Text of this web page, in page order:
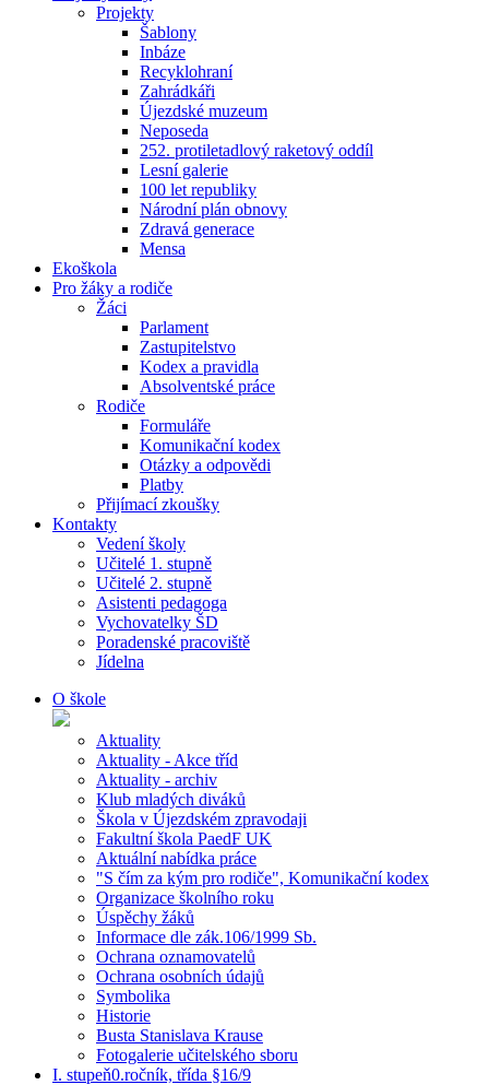
Projekty
Šablony
Inbáze
Recyklohraní
Zahrádkáři
Újezdské muzeum
Neposeda
252. protiletadlový raketový oddíl
Lesní galerie
100 let republiky
Národní plán obnovy
Zdravá generace
Mensa
Ekoškola
Pro žáky a rodiče
Žáci
Parlament
Zastupitelstvo
Kodex a pravidla
Absolventské práce
Rodiče
Formuláře
Komunikační kodex
Otázky a odpovědi
Platby
Přijímací zkoušky
Kontakty
Vedení školy
Učitelé 1. stupně
Učitelé 2. stupně
Asistenti pedagoga
Vychovatelky ŠD
Poradenské pracoviště
Jídelna
O škole
Aktuality
Aktuality - Akce tříd
Aktuality - archiv
Klub mladých diváků
Škola v Újezdském zpravodaji
Fakultní škola PaedF UK
Aktuální nabídka práce
"S čím za kým pro rodiče", Komunikační kodex
Organizace školního roku
Úspěchy žáků
Informace dle zák.106/1999 Sb.
Ochrana oznamovatelů
Ochrana osobních údajů
Symbolika
Historie
Busta Stanislava Krause
Fotogalerie učitelského sboru
I. stupeň0.ročník, třída §16/9